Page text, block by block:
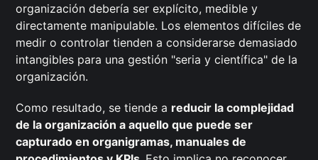
organización debería ser explícito, medible y
directamente manipulable. Los elementos difíciles de
medir o controlar tienden a considerarse demasiado
intangibles para una gestión "seria y científica" de la
organización.
Como resultado, se tiende a reducir la complejidad
de la organización a aquello que puede ser
capturado en organigramas, manuales de